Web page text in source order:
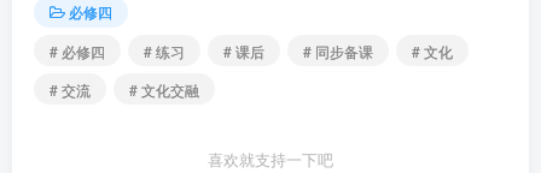
③每一种文明都需要薪火相传、代代守护
必修四
# 必修四
# 练习 # 课后 # 同步备课
# 文化
# 交流
# 文化交融
喜欢就支持一下吧